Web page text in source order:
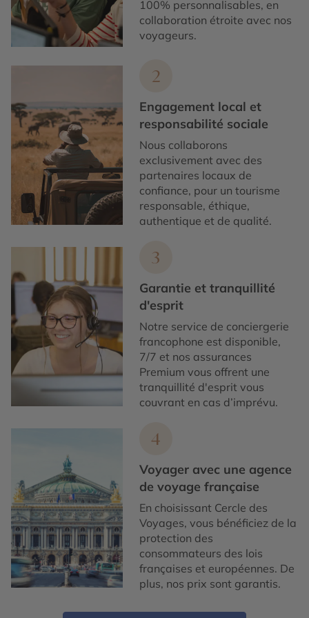
100% personnalisables, en
collaboration étroite avec nos
voyageurs.
2
Engagement local et
responsabilité sociale
Nous collaborons
exclusivement avec des
partenaires locaux de
confiance, pour un tourisme
responsable, éthique,
authentique et de qualité.
3
Garantie et tranquillité
d'esprit
Notre service de conciergerie
francophone est disponible,
7/7 et nos assurances
Premium vous offrent une
tranquillité d'esprit vous
couvrant en cas d’imprévu.
4
Voyager avec une agence
de voyage française
En choisissant Cercle des
Voyages, vous bénéficiez de la
protection des
consommateurs des lois
françaises et européennes. De
plus, nos prix sont garantis.